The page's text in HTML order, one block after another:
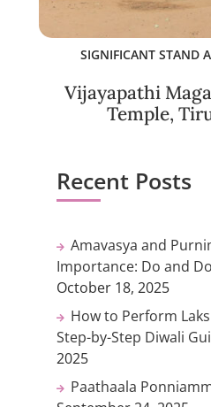
SIGNIFICANT STAND
Vijayapathi
Temple,
Recent Posts
Amavasya and
Importance: Do and
October 18, 2025
How to Perform
Step-by-Step Diwali
2025
Paathaala